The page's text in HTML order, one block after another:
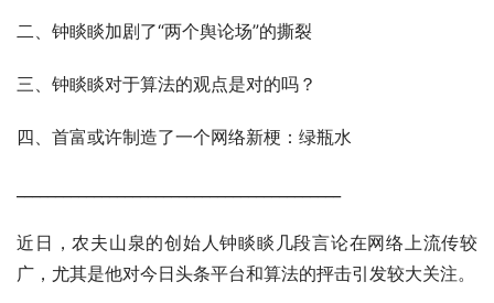
二、钟睒睒加剧了“两个舆论场”的撕裂
三、钟睒睒对于算法的观点是对的吗？
四、首富或许制造了一个网络新梗：绿瓶水
近日，农夫山泉的创始人钟睒睒几段言论在网络上流传较
广，尤其是他对今日头条平台和算法的抨击引发较大关注。